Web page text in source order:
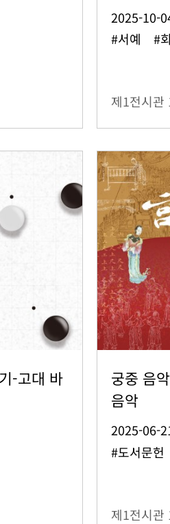
2025-10-
#서예 #
제1전시관
-고대 바
궁중 음
음악
2025-06-
#도서문헌
제1전시관